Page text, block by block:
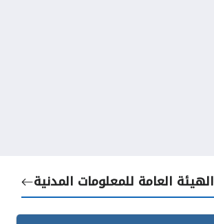
الهيئة العامة للمعلومات المدنية